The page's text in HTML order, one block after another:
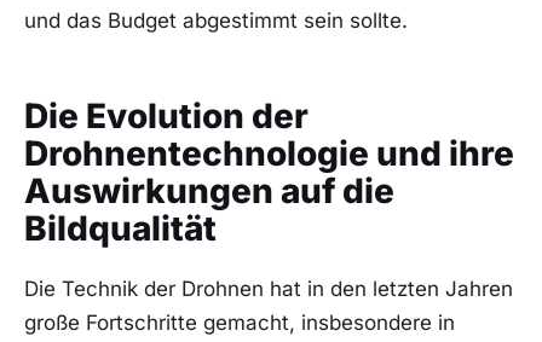
und das Budget abgestimmt sein sollte.
Die Evolution der
Drohnentechnologie und ⁤ihre
Auswirkungen auf die
‍Bildqualität
Die ‍Technik der Drohnen ‍hat in den letzten ⁢Jahren
große ⁣Fortschritte gemacht, insbesondere in